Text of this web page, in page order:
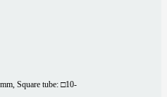
Square tube: □10-